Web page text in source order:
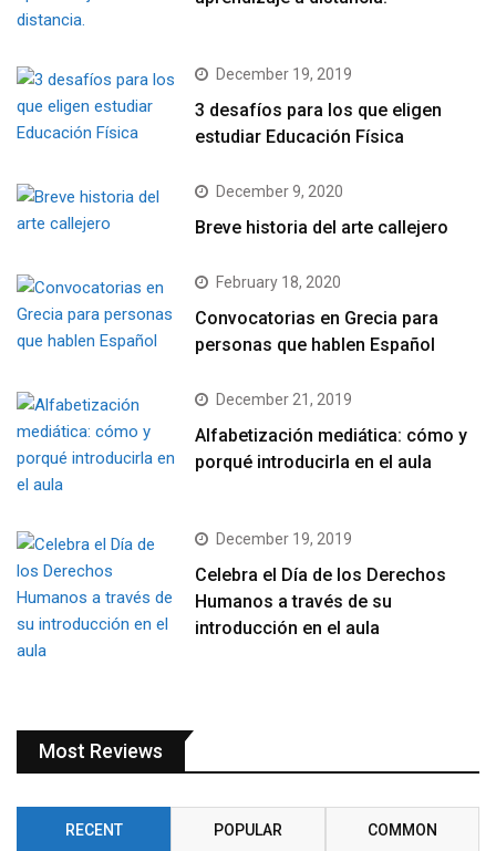
December 19, 2019
3 desafíos para los que eligen
estudiar Educación Física
December 9, 2020
Breve historia del arte callejero
February 18, 2020
Convocatorias en Grecia para
personas que hablen Español
December 21, 2019
Alfabetización mediática: cómo y
porqué introducirla en el aula
December 19, 2019
Celebra el Día de los Derechos
Humanos a través de su
introducción en el aula
Most Reviews
RECENT POPULAR COMMON